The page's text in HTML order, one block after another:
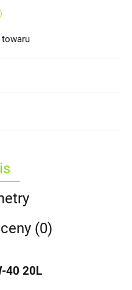
towaru
(0)
40 20L